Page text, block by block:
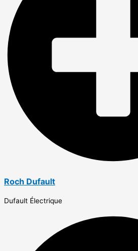
Roch Dufault
Dufault Électrique